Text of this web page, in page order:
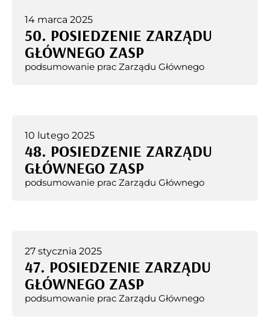
14 marca 2025
50. POSIEDZENIE ZARZĄDU
GŁÓWNEGO ZASP
podsumowanie prac Zarządu Głównego
10 lutego 2025
48. POSIEDZENIE ZARZĄDU
GŁÓWNEGO ZASP
podsumowanie prac Zarządu Głównego
27 stycznia 2025
47. POSIEDZENIE ZARZĄDU
GŁÓWNEGO ZASP
podsumowanie prac Zarządu Głównego